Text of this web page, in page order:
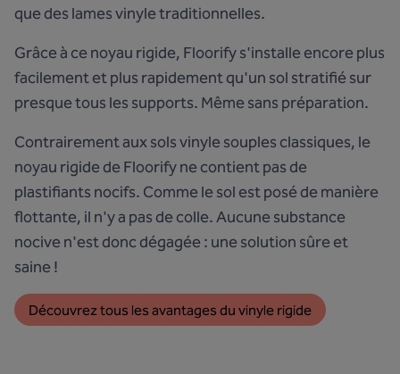
que des lames vinyle traditionnelles.
Grâce à ce noyau rigide, Floorify s'installe encore plus
facilement et plus rapidement qu'un sol stratifié sur
presque tous les supports. Même sans préparation.
Contrairement aux sols vinyle souples classiques, le
noyau rigide de Floorify ne contient pas de
plastifiants nocifs. Comme le sol est posé de manière
flottante, il n'y a pas de colle. Aucune substance
nocive n'est donc dégagée : une solution sûre et
saine !
Découvrez tous les avantages du vinyle rigide